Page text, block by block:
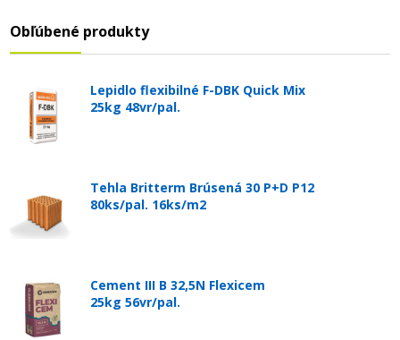
Obľúbené produkty
Lepidlo flexibilné F-DBK Quick Mix
25kg 48vr/pal.
Tehla Britterm Brúsená 30 P+D P12
80ks/pal. 16ks/m2
Cement III B 32,5N Flexicem
25kg 56vr/pal.